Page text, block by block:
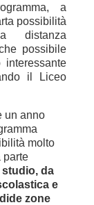
a
possibilità
possibile
il Liceo
un anno
molto
parte
studio, da
e
zone